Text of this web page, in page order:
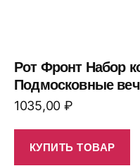
Рот Фронт Набор
Подмосковные
1035,00 ₽
КУПИТЬ ТОВАР